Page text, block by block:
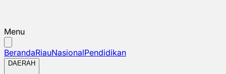
Menu
BerandaRiauNasionalPendidikan
DAERAH